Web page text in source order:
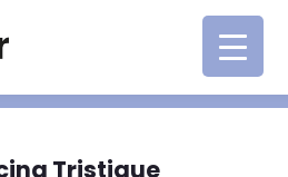
Tristique